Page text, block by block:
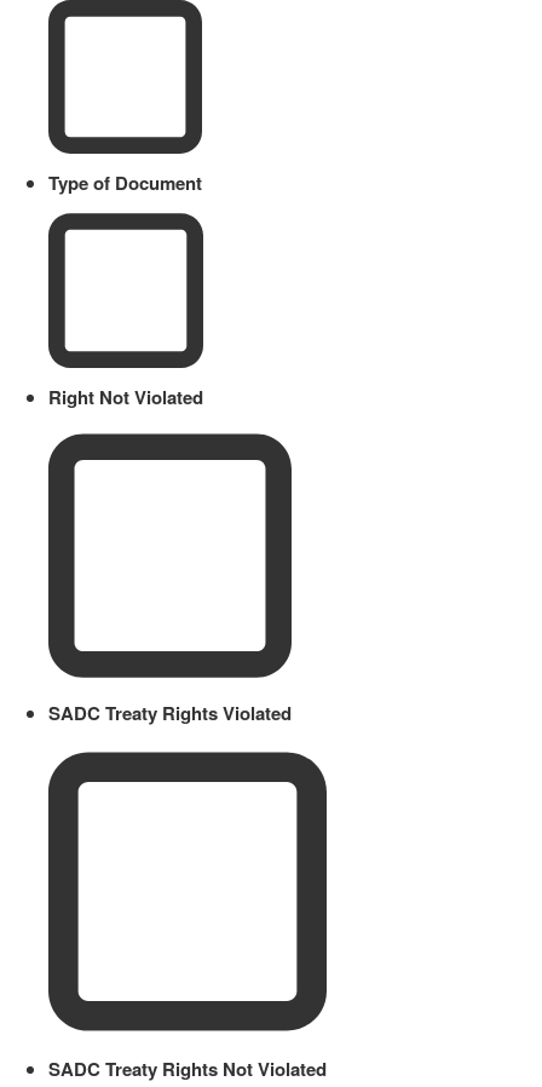
Type of Document
Right Not Violated
SADC Treaty Rights Violated
SADC Treaty Rights Not Violated